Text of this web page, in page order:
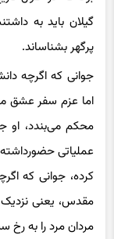
گیلان باید به
پرگهر بشناساند.
جوانی که اگرچه
اما عزم سفر عشق
کرده، جوانی که
مردان مرد را به رخ